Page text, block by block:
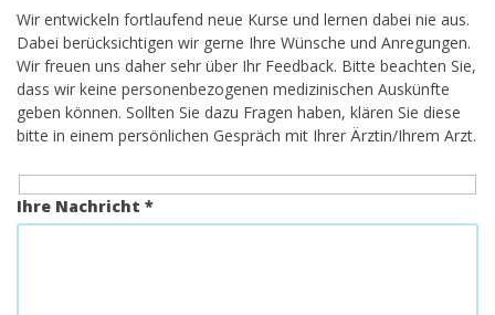
Wir entwickeln fortlaufend neue Kurse und lernen dabei nie aus.
Dabei berücksichtigen wir gerne Ihre Wünsche und Anregungen.
Wir freuen uns daher sehr über Ihr Feedback. Bitte beachten Sie,
dass wir keine personenbezogenen medizinischen Auskünfte
geben können. Sollten Sie dazu Fragen haben, klären Sie diese
bitte in einem persönlichen Gespräch mit Ihrer Ärztin/Ihrem Arzt.
Ihre Nachricht *